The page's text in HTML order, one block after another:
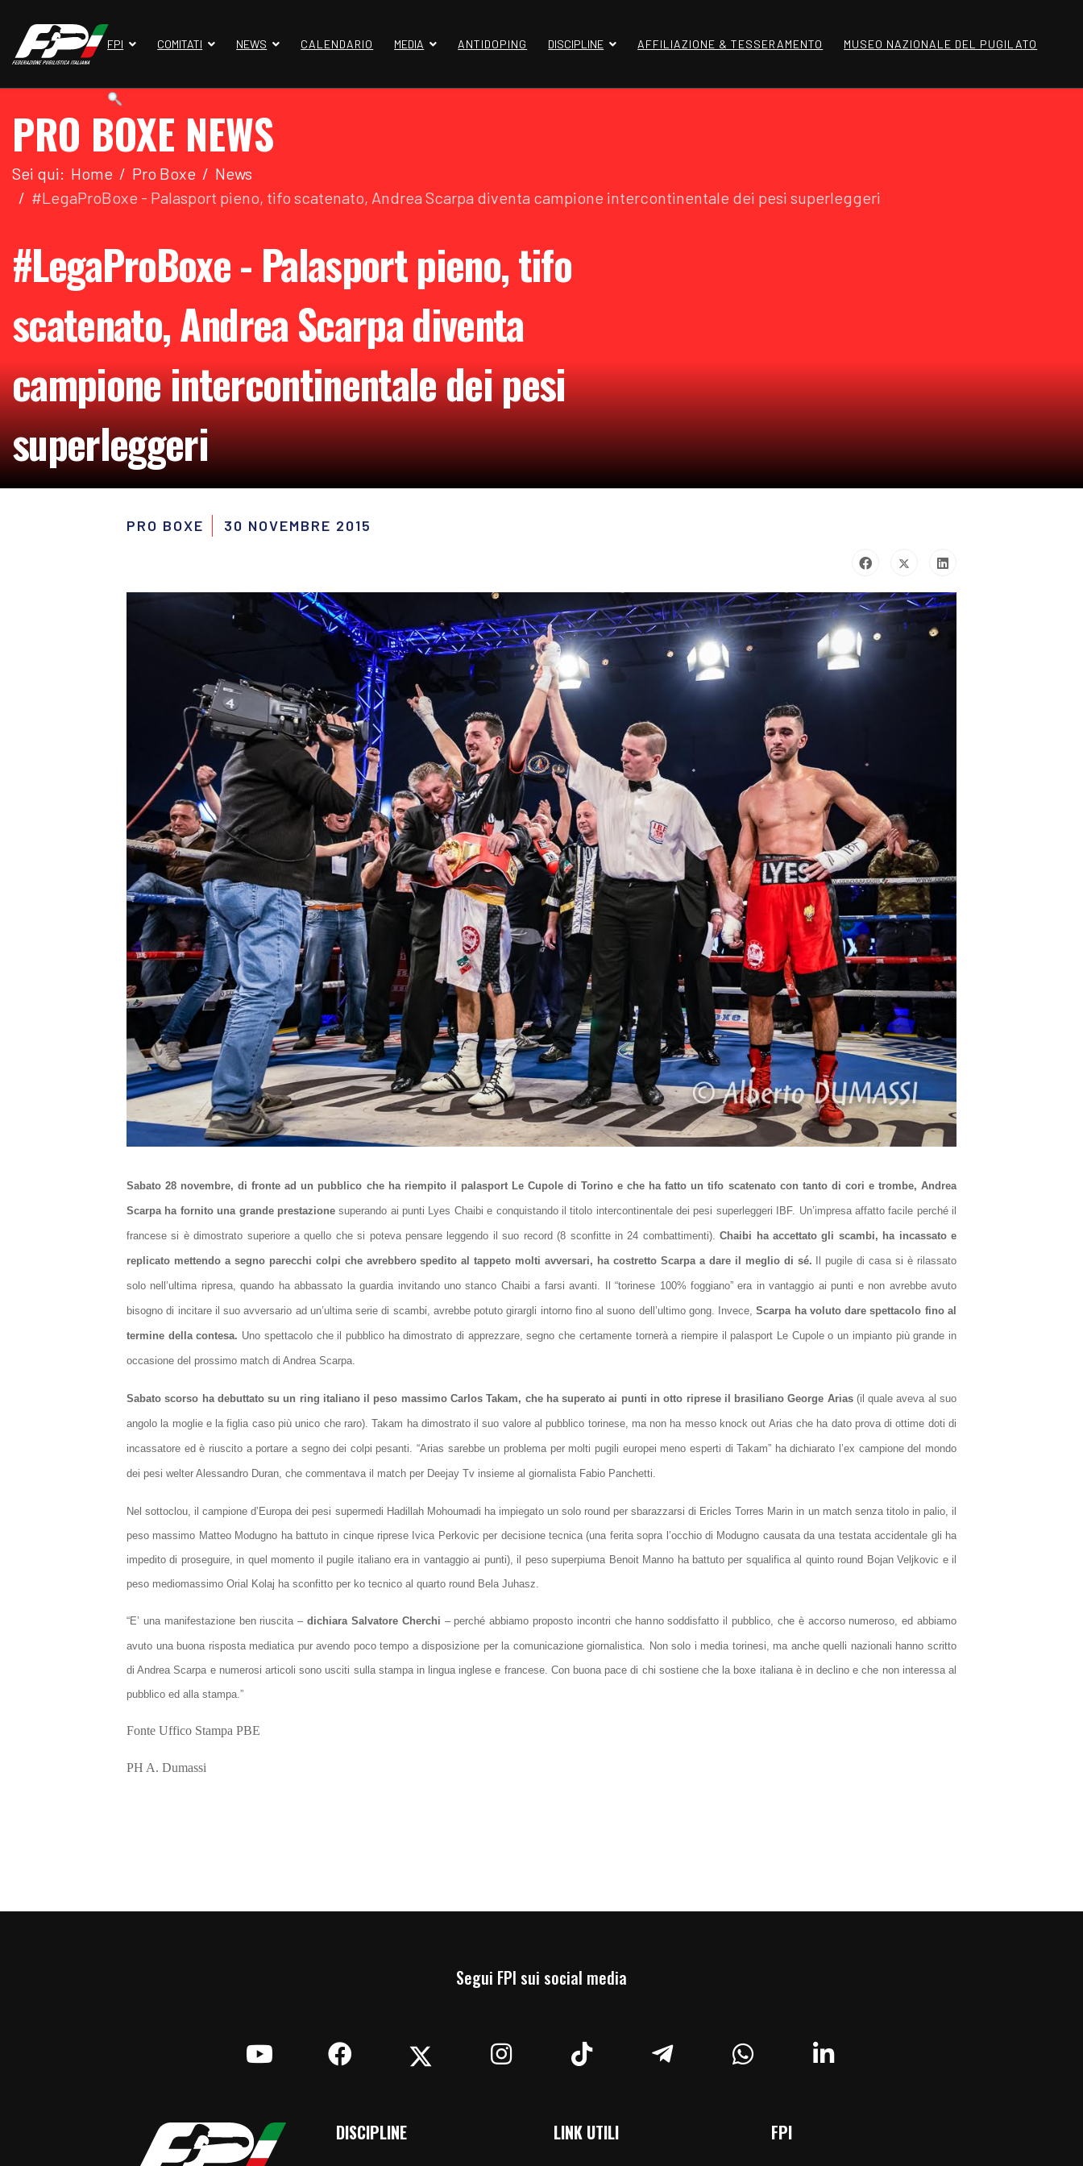
FPI COMITATI NEWS CALENDARIO MEDIA ANTIDOPING DISCIPLINE AFFILIAZIONE & TESSERAMENTO MUSEO NAZIONALE DEL PUGILATO
PRO BOXE NEWS
Sei qui: Home Pro Boxe
News
#LegaProBoxe - Palasport pieno, tifo scatenato, Andrea Scarpa diventa campione intercontinentale dei pesi superleggeri
#LegaProBoxe - Palasport pieno, tifo
scatenato, Andrea Scarpa diventa
campione intercontinentale dei pesi
superleggeri
PRO BOXE 30 NOVEMBRE 2015
Sabato 28 novembre, di fronte ad un pubblico che ha riempito il palasport Le Cupole di Torino e che ha fatto un tifo scatenato con tanto di cori e trombe, Andrea
Scarpa ha fornito una grande prestazionesuperando ai punti Lyes Chaibi e conquistando il titolo intercontinentale dei pesi superleggeri IBF. Un’impresa affatto facile perché il
francese si è dimostrato superiore a quello che si poteva pensare leggendo il suo record (8 sconfitte in 24 combattimenti).Chaibi ha accettato gli scambi, ha incassato e
replicato mettendo a segno parecchi colpi che avrebbero spedito al tappeto molti avversari, ha costretto Scarpa a dare il meglio di sé. Il pugile di casa si è rilassato
solo nell’ultima ripresa, quando ha abbassato la guardia invitando uno stanco Chaibi a farsi avanti. Il “torinese 100% foggiano” era in vantaggio ai punti e non avrebbe avuto
bisogno di incitare il suo avversario ad un’ultima serie di scambi, avrebbe potuto girargli intorno fino al suono dell’ultimo gong. Invece,Scarpa ha voluto dare spettacolo fino al
termine della contesa. Uno spettacolo che il pubblico ha dimostrato di apprezzare, segno che certamente tornerà a riempire il palasport Le Cupole o un impianto più grande in
occasione del prossimo match di Andrea Scarpa.
Sabato scorso ha debuttato su un ring italiano il peso massimo Carlos Takam, che ha superato ai punti in otto riprese il brasiliano George Arias (il quale aveva al suo
angolo la moglie e la figlia caso più unico che raro). Takam ha dimostrato il suo valore al pubblico torinese, ma non ha messo knock out Arias che ha dato prova di ottime doti di
incassatore ed è riuscito a portare a segno dei colpi pesanti. “Arias sarebbe un problema per molti pugili europei meno esperti di Takam” ha dichiarato l’ex campione del mondo
dei pesi welter Alessandro Duran, che commentava il match per Deejay Tv insieme al giornalista Fabio Panchetti.
Nel sottoclou, il campione d’Europa dei pesi supermedi Hadillah Mohoumadi ha impiegato un solo round per sbarazzarsi di Ericles Torres Marin in un match senza titolo in palio, il
peso massimo Matteo Modugno ha battuto in cinque riprese Ivica Perkovic per decisione tecnica (una ferita sopra l’occhio di Modugno causata da una testata accidentale gli ha
impedito di proseguire, in quel momento il pugile italiano era in vantaggio ai punti), il peso superpiuma Benoit Manno ha battuto per squalifica al quinto round Bojan Veljkovic e il
peso mediomassimo Orial Kolaj ha sconfitto per ko tecnico al quarto round Bela Juhasz.
“E’ una manifestazione ben riuscita – dichiara Salvatore Cherchi – perché abbiamo proposto incontri che hanno soddisfatto il pubblico, che è accorso numeroso, ed abbiamo
avuto una buona risposta mediatica pur avendo poco tempo a disposizione per la comunicazione giornalistica. Non solo i media torinesi, ma anche quelli nazionali hanno scritto
di Andrea Scarpa e numerosi articoli sono usciti sulla stampa in lingua inglese e francese. Con buona pace di chi sostiene che la boxe italiana è in declino e che non interessa al
pubblico ed alla stampa.”
Fonte Uffico Stampa PBE
PH A. Dumassi
Segui FPI sui social media
DISCIPLINE LINK UTILI FPI